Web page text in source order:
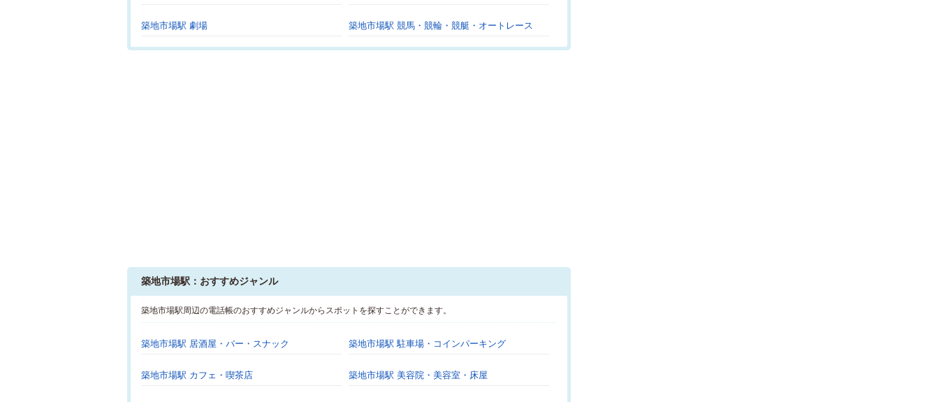
築地市場駅 劇場 築地市場駅 競馬・競輪・競艇・オートレース
築地市場駅：おすすめジャンル
築地市場駅周辺の電話帳のおすすめジャンルからスポットを探すことができます。
築地市場駅 居酒屋・バー・スナック 築地市場駅 駐車場・コインパーキング
築地市場駅 カフェ・喫茶店 築地市場駅 美容院・美容室・床屋